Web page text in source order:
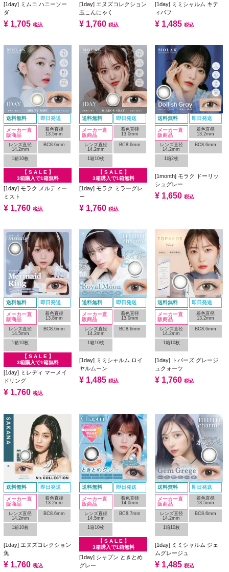
[1day] ミムコ ハニーソー
ダ
¥ 1,705 税込
[1day] エヌズコレクション
玉こんにゃく
¥ 1,760 税込
[1day] ミミシャルム キテ
ィパフ
¥ 1,485 税込
送料無料 即日発送
メーカー直
販商品
着色直径
13.5mm
レンズ直径
14.2mm
BC8.6mm
1箱10枚
【 S A L E 】
3箱購入で1箱無料
[1day] モラク メルティー
ミスト
¥ 1,760 税込
送料無料 即日発送
メーカー直
販商品
着色直径
13.0mm
レンズ直径
14.2mm
BC8.6mm
1箱10枚
【 S A L E 】
3箱購入で1箱無料
[1day] モラク ミラーグレ
ー
¥ 1,760 税込
送料無料 即日発送
メーカー直
販商品
着色直径
13.2mm
レンズ直径
14.2mm
BC8.6mm
1箱2枚
[1month] モラク ドーリッ
シュグレー
¥ 1,650 税込
送料無料 即日発送
メーカー直
販商品
着色直径
13.8mm
レンズ直径
14.5mm
BC8.6mm
1箱10枚
【 S A L E 】
3箱購入で1箱無料
[1day] ミレディ マーメイ
ドリング
¥ 1,760 税込
送料無料 即日発送
メーカー直
販商品
着色直径
13.0mm
レンズ直径
14.2mm
BC8.6mm
1箱10枚
[1day] ミミシャルム ロイ
ヤルムーン
¥ 1,485 税込
送料無料 即日発送
メーカー直
販商品
着色直径
13.2mm
レンズ直径
14.2mm
BC8.6mm
1箱10枚
[1day] トパーズ グレージ
ュクォーツ
¥ 1,760 税込
送料無料 即日発送
メーカー直
販商品
着色直径
13.2mm
レンズ直径
14.2mm
BC8.6mm
1箱10枚
[1day] エヌズコレクション
魚
¥ 1,760 税込
送料無料 即日発送
メーカー直
販商品
着色直径
14.0mm
レンズ直径
14.5mm
BC8.7mm
1箱10枚
【 S A L E 】
3箱購入で1箱無料
[1day] シャプン ときとめ
グレー
送料無料 即日発送
メーカー直
販商品
着色直径
13.5mm
レンズ直径
14.2mm
BC8.6mm
1箱10枚
[1day] ミミシャルム ジェ
ムグレージュ
¥ 1,485 税込